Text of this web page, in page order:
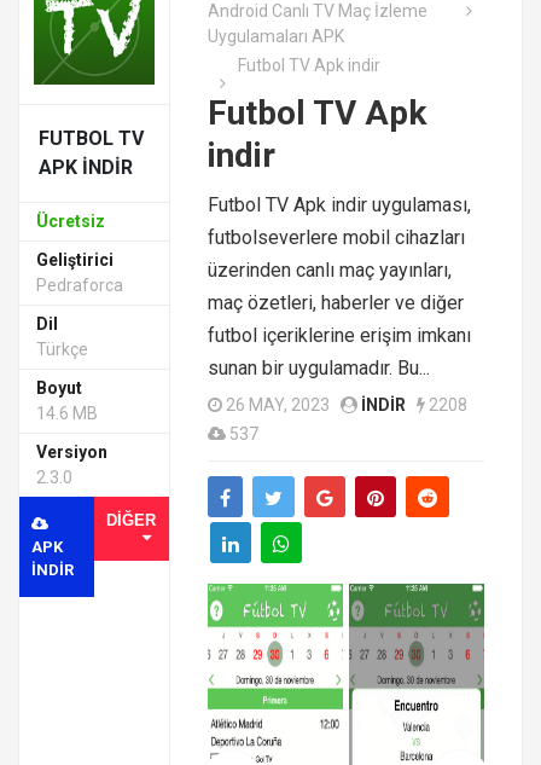
FUTBOL TV
APK INDIR
Ücretsiz
Geliştirici
Pedraforca
Dil
Türkçe
Boyut
14.6 MB
Versiyon
2.3.0
APK
INDIR
DIĞER
Android Canlı TV Maç İzleme
Uygulamaları APK
Futbol TV Apk indir
Futbol TV Apk
indir
Futbol TV Apk indir uygulaması,
futbolseverlere mobil cihazları
üzerinden canlı maç yayınları,
maç özetleri, haberler ve diğer
futbol içeriklerine erişim imkanı
sunan bir uygulamadır. Bu...
26 MAY, 2023 INDIR
2208
537